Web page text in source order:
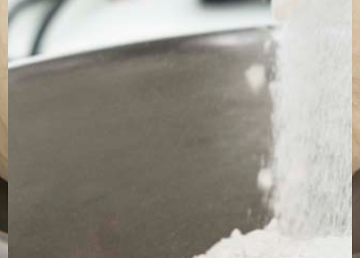
Contact
Jérémy PRUVOST